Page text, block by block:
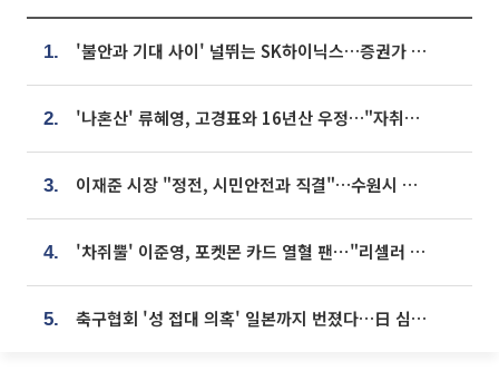
1. '불안과 기대 사이' 널뛰는 SK하이닉스…증권가 "HBM4·LTA 기반 펀터멘털 견고"
2. '나혼산' 류혜영, 고경표와 16년산 우정…"자취방서 부모님과 마주쳐"
3. 이재준 시장 "정전, 시민안전과 직결"…수원시 비상대응체계 가동
4. '차쥐뿔' 이준영, 포켓몬 카드 열혈 팬⋯"리셀러 처단할 것"
5. 축구협회 '성 접대 의혹' 일본까지 번졌다…日 심판 실명 공개